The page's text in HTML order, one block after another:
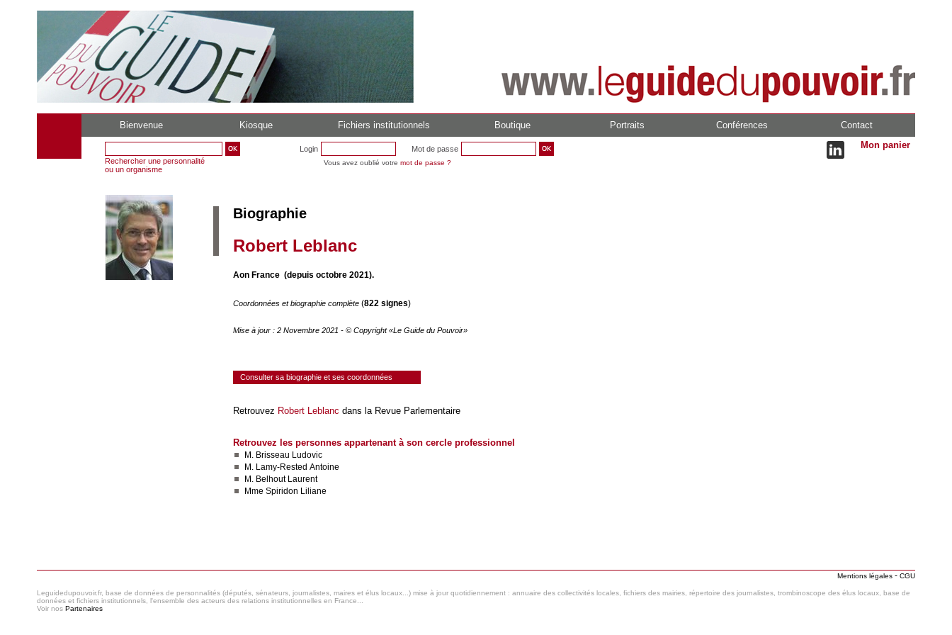
Bienvenue Kiosque Fichiers institutionnels Boutique Portraits Conférences Contact
Rechercher une personnalité
ou un organisme
Login Mot de passe
Vous avez oublié votre mot de passe ?
Mon panier
Biographie
Robert Leblanc
Aon France (depuis octobre 2021).
Coordonnées et biographie complète (822 signes)
Mise à jour : 2 Novembre 2021 - © Copyright «Le Guide du Pouvoir»
Consulter sa biographie et ses coordonnées
Retrouvez Robert Leblanc dans la Revue Parlementaire
Retrouvez les personnes appartenant à son cercle professionnel
M. Brisseau Ludovic
M. Lamy-Rested Antoine
M. Belhout Laurent
Mme Spiridon Liliane
Mentions légales - CGU
Leguidedupouvoir.fr, base de données de personnalités (députés, sénateurs, journalistes, maires et élus locaux...) mise à jour quotidiennement : annuaire des collectivités locales, fichiers des mairies, répertoire des journalistes, trombinoscope des élus locaux, base de
données et fichiers institutionnels, l'ensemble des acteurs des relations institutionnelles en France...
Voir nos Partenaires